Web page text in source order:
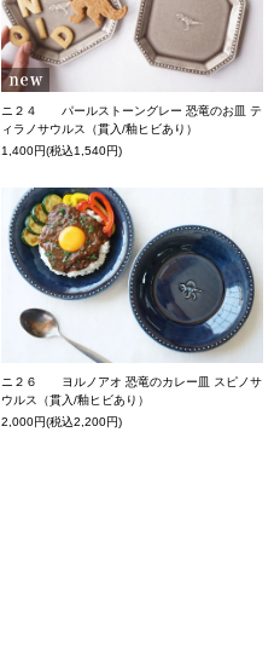
ニ２４ パールストーングレー 恐竜のお皿 テ
ィラノサウルス（貫入/釉ヒビあり）
1,400円(税込1,540円)
ニ２６ ヨルノアオ 恐竜のカレー皿 スピノサ
ウルス（貫入/釉ヒビあり）
2,000円(税込2,200円)